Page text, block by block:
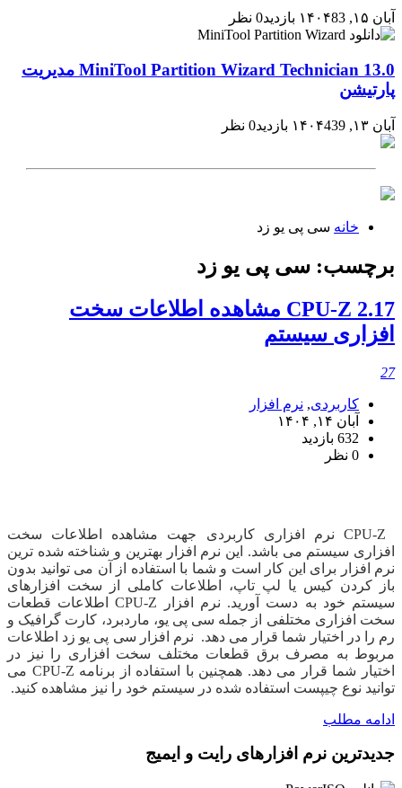
آبان ۱۵, ۱۴۰۴ 83 بازدید 0 نظر
MiniTool Partition Wizard Technician 13.0 مدیریت
پارتیشن
آبان ۱۳, ۱۴۰۴ 439 بازدید 0 نظر
خانه سی پی یو زد
برچسب: سی پی یو زد
CPU-Z 2.17 مشاهده اطلاعات سخت
افزاری سیستم
27
کاربردی, نرم افزار
آبان ۱۴, ۱۴۰۴
632 بازدید
0 نظر
نرم افزاری کاربردی جهت مشاهده اطلاعات سخت
افزاری سیستم می باشد. این نرم افزار بهترین و شناخته شده ترین
نرم افزار برای این کار است و شما با استفاده از آن می توانید بدون
باز کردن کیس یا لپ تاپ، اطلاعات کاملی از سخت افزارهای
سیستم خود به دست آورید. نرم افزار CPU-Z اطلاعات قطعات
سخت افزاری مختلفی از جمله سی پی یو، ماردبرد، کارت گرافیک و
رم را در اختیار شما قرار می دهد. نرم افزار سی پی یو زد اطلاعات
مربوط به مصرف برق قطعات مختلف سخت افزاری را نیز در
اختیار شما قرار می دهد. همچنین با استفاده از برنامه CPU-Z می
توانید نوع چیپست استفاده شده در سیستم خود را نیز مشاهده کنید.
ادامه مطلب
جدیدترین نرم افزارهای رایت و ایمیج